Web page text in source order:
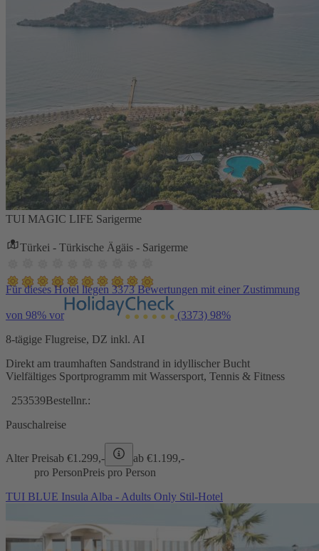
TUI MAGIC LIFE Sarigerme
Türkei - Türkische Ägäis - Sarigerme
Für dieses Hotel liegen 3373 Bewertungen mit einer Zustimmung
von 98% vor (3373) 98%
8-tägige Flugreise, DZ inkl. AI
Direkt am traumhaften Sandstrand in idyllischer Bucht
Vielfältiges Sportprogramm mit Wassersport, Tennis & Fitness
253539Bestellnr.:
Pauschalreise
Alter Preisab €1.299,- ab €1.199,-
pro PersonPreis pro Person
TUI BLUE Insula Alba - Adults Only Stil-Hotel